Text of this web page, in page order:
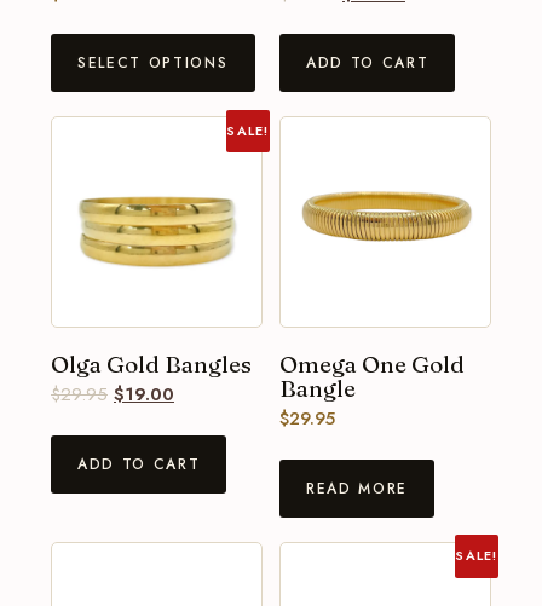
SELECT OPTIONS ADD TO CART
SALE!
Olga Gold Bangles
$29.95 $19.00
ADD TO CART
Omega One Gold
Bangle
$29.95
READ MORE
SALE!